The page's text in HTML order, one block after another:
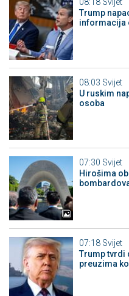
Trump
informacija
08:03 Svijet
U ruskim
osoba
07:30 Svijet
Hirošima
07:18 Svijet
Trump tvrdi
preuzima